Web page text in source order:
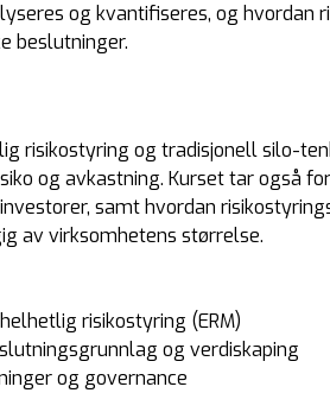
og kvantifiseres, og hvordan
beslutninger.
risikostyring og tradisjonell silo-
og avkastning. Kurset tar også
samt hvordan
av virksomhetens størrelse.
risikostyring (ERM)
og verdiskaping
og governance